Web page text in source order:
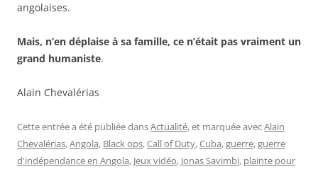
angolaises.
Mais, n’en déplaise à sa famille, ce n’était pas vraiment un
grand humaniste.
Alain Chevalérias
Cette entrée a été publiée dansActualité, et marquée avecAlain
Chevalérias,Angola, Black ops,Call of Duty,Cuba,guerre,guerre
d'indépendance en Angola, Jeux vidéo, Jonas Savimbi, plainte pour